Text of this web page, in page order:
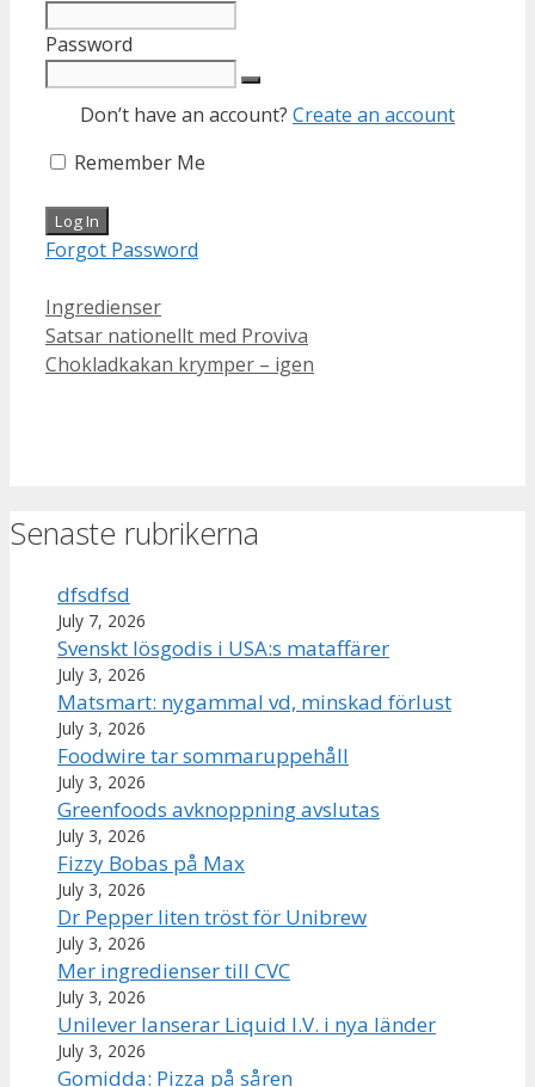
Password
Don’t have an account? Create an account
Remember Me
Forgot Password
Categories
Ingredienser
Satsar nationellt med Proviva
Chokladkakan krymper – igen
Senaste rubrikerna
dfsdfsd
July 7, 2026
Svenskt lösgodis i USA:s mataffärer
July 3, 2026
Matsmart: nygammal vd, minskad förlust
July 3, 2026
Foodwire tar sommaruppehåll
July 3, 2026
Greenfoods avknoppning avslutas
July 3, 2026
Fizzy Bobas på Max
July 3, 2026
Dr Pepper liten tröst för Unibrew
July 3, 2026
Mer ingredienser till CVC
July 3, 2026
Unilever lanserar Liquid I.V. i nya länder
July 3, 2026
Gomidda: Pizza på såren